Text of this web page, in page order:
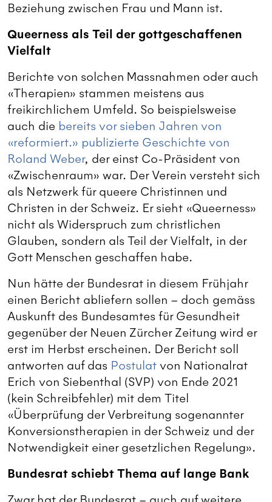
Beziehung zwischen Frau und Mann ist.
Queerness als Teil der gottgeschaffenen
Vielfalt
Berichte von solchen Massnahmen oder auch
«Therapien» stammen meistens aus
freikirchlichem Umfeld. So beispielsweise
auch die bereits vor sieben Jahren von
«reformiert.» publizierte Geschichte von
Roland Weber, der einst Co-Präsident von
«Zwischenraum» war. Der Verein versteht sich
als Netzwerk für queere Christinnen und
Christen in der Schweiz. Er sieht «Queerness»
nicht als Widerspruch zum christlichen
Glauben, sondern als Teil der Vielfalt, in der
Gott Menschen geschaffen habe.
Nun hätte der Bundesrat in diesem Frühjahr
einen Bericht abliefern sollen – doch gemäss
Auskunft des Bundesamtes für Gesundheit
gegenüber der Neuen Zürcher Zeitung wird er
erst im Herbst erscheinen. Der Bericht soll
antworten auf das Postulat von Nationalrat
Erich von Siebenthal (SVP) von Ende 2021
(kein Schreibfehler) mit dem Titel
«Überprüfung der Verbreitung sogenannter
Konversionstherapien in der Schweiz und der
Notwendigkeit einer gesetzlichen Regelung».
Bundesrat schiebt Thema auf lange Bank